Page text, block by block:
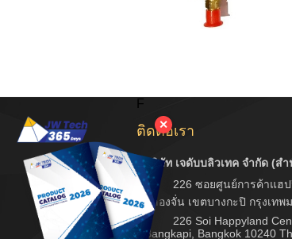
F
ติดต่อเรา
บริษัท เจดับบลิวเทค จำกัด (ส
226 ซอยศูนย์การค้าแฮป
คลองจั่น เขตบางกะปิ กรุงเท
226 Soi Happyland
Bangkapi, Bangkok 10240
✕